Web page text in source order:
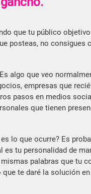
que tu público
posteas, no consigues
algo que veo
empresas que
pasos en medios
que tienen
lo que ocurre? Es
es tu personalidad de
palabras que tu
que te daré la solución